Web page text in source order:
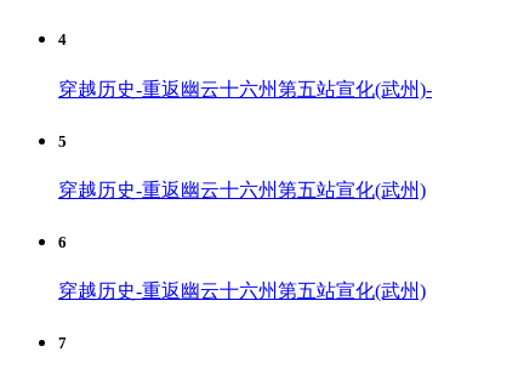
4
穿越历史-重返幽云十六州第五站宣化(武州)-
5
穿越历史-重返幽云十六州第五站宣化(武州)
6
穿越历史-重返幽云十六州第五站宣化(武州)
7